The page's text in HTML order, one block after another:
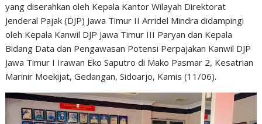
yang diserahkan oleh Kepala Kantor Wilayah Direktorat
Jenderal Pajak (DJP) Jawa Timur II Arridel Mindra didampingi
oleh Kepala Kanwil DJP Jawa Timur III Paryan dan Kepala
Bidang Data dan Pengawasan Potensi Perpajakan Kanwil DJP
Jawa Timur I Irawan Eko Saputro di Mako Pasmar 2, Kesatrian
Marinir Moekijat, Gedangan, Sidoarjo, Kamis (11/06).